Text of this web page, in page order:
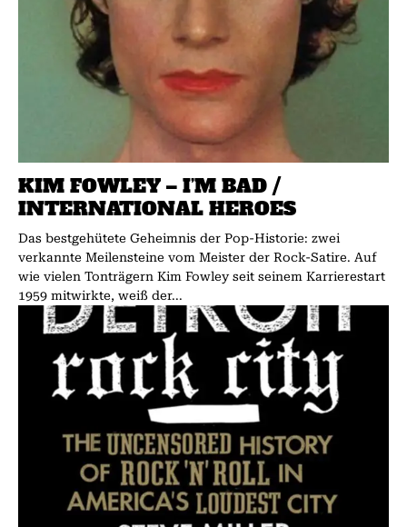
KIM FOWLEY – I’M BAD /
INTERNATIONAL HEROES
Das bestgehütete Geheimnis der Pop-Historie: zwei
verkannte Meilensteine vom Meister der Rock-Satire. Auf
wie vielen Tonträgern Kim Fowley seit seinem Karrierestart
1959 mitwirkte, weiß der...